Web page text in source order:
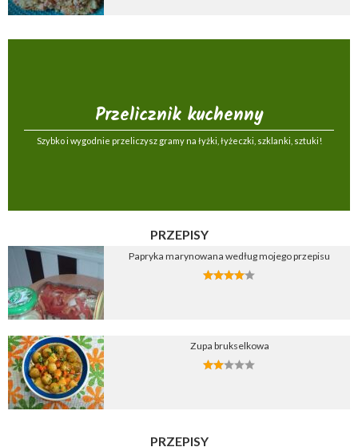
Przelicznik kuchenny
Szybko i wygodnie przeliczysz gramy na łyżki, łyżeczki, szklanki, sztuki!
PRZEPISY
Papryka marynowana według mojego przepisu
Zupa brukselkowa
PRZEPISY